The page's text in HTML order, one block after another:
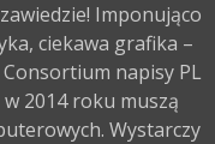
Imponująco
ciekawa grafika –
napisy PL
w 2014 roku muszą
Wystarczy